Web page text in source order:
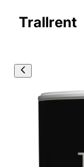
Trallrent